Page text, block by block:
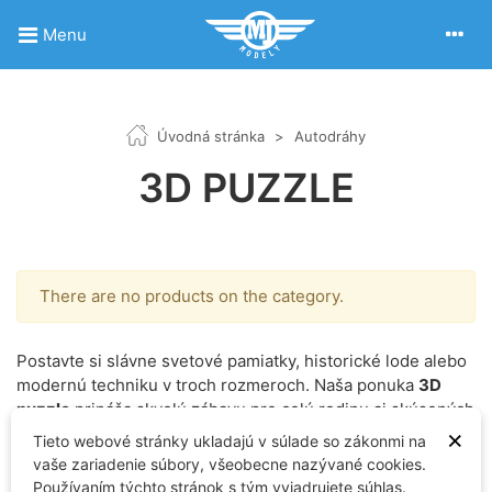
Menu
Úvodná stránka > Autodráhy
3D PUZZLE
There are no products on the category.
Postavte si slávne svetové pamiatky, historické lode alebo
modernú techniku v troch rozmeroch. Naša ponuka 3D
puzzle prináša skvelú zábavu pre celú rodinu aj skúsených
modelárov. Zabudnite na nožnice a lepidlo – jednotlivé
dieliky z pevného materiálu do seba dokonale zapadajú.
Nájdete tu klasické architektonické skladačky, ktoré po
×
Tieto webové stránky ukladajú v súlade so zákonmi na
vaše zariadenie súbory, všeobecne nazývané cookies.
Používaním týchto stránok s tým vyjadrujete súhlas.